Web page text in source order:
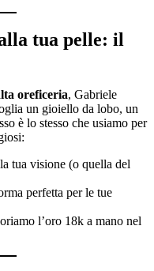
tua pelle: il
oreficeria, Gabriele
un gioiello da lobo, un
è lo stesso che usiamo per
tua visione (o quella del
perfetta per le tue
l’oro 18k a mano nel